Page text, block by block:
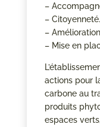
–
– Citoyenneté.
–
– Mise en
actions pour
carbone au
produits
espaces